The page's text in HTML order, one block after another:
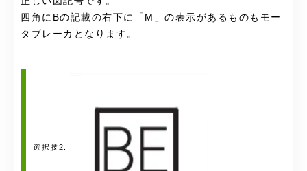
四角にBの記載の右下に「M」の表示があるものもモー
タブレーカとなります。
選択肢2.